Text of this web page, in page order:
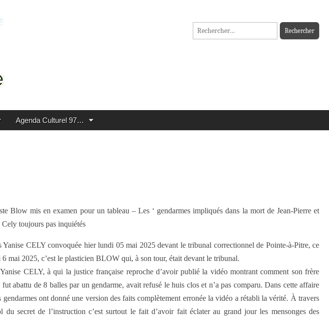
Rechercher :
Agenda Culturel 97…
Blow mis en examen pour un tableau – Les ‘ gendarmes impliqués dans la mort de Jean-Pierre et
toujours pas inquiétés
Yanise CELY convoquée hier lundi 05 mai 2025 devant le tribunal correctionnel de Pointe-à-Pitre, ce
6 mai 2025, c’est le plasticien BLOW qui, à son tour, était devant le tribunal.
CELY, à qui la justice française reproche d’avoir publié la vidéo montrant comment son frère
abattu de 8 balles par un gendarme, avait refusé le huis clos et n’a pas comparu. Dans cette affaire
gendarmes ont donné une version des faits complètement erronée la vidéo a rétabli la vérité. À travers
du secret de l’instruction c’est surtout le fait d’avoir fait éclater au grand jour les mensonges des